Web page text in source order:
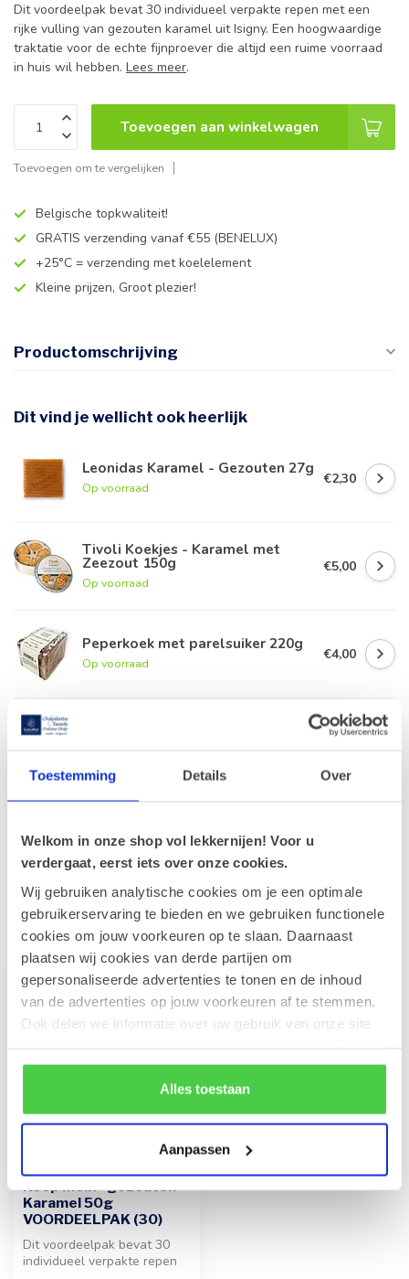
Toestemming Details Over
Welkom in onze shop vol lekkernijen! Voor u
verdergaat, eerst iets over onze cookies.
Wij gebruiken analytische cookies om je een optimale
gebruikerservaring te bieden en we gebruiken functionele
cookies om jouw voorkeuren op te slaan. Daarnaast
plaatsen wij cookies van derde partijen om
gepersonaliseerde advertenties te tonen en de inhoud
van de advertenties op jouw voorkeuren af te stemmen.
Ook delen we informatie over uw gebruik van onze site
rekening mee dat als je bepaalde cookies blokkeert, het
de correcte werking van de website kan verstoren.
Alles toestaan
Aanpassen
Dit voordeelpak bevat 30 individueel verpakte repen met een
rijke vulling van gezouten karamel uit Isigny. Een hoogwaardige
traktatie voor de echte fijnproever die altijd een ruime voorraad
in huis wil hebben. Lees meer.
Toevoegen aan winkelwagen
Toevoegen om te vergelijken
Belgische topkwaliteit!
GRATIS verzending vanaf €55 (BENELUX)
+25°C = verzending met koelelement
Kleine prijzen, Groot plezier!
Productomschrijving
Dit vind je wellicht ook heerlijk
Leonidas Karamel - Gezouten 27g
Op voorraad
€2,30
Tivoli Koekjes - Karamel met
Zeezout 150g
Op voorraad
€5,00
Peperkoek met parelsuiker 220g
Op voorraad
€4,00
Op voorraad
€70,20
Op voorraad
Recent bekeken
-5%
LEONIDAS
Reep Melk - gezouten
Karamel 50g
VOORDEELPAK (30)
Dit voordeelpak bevat 30
individueel verpakte repen